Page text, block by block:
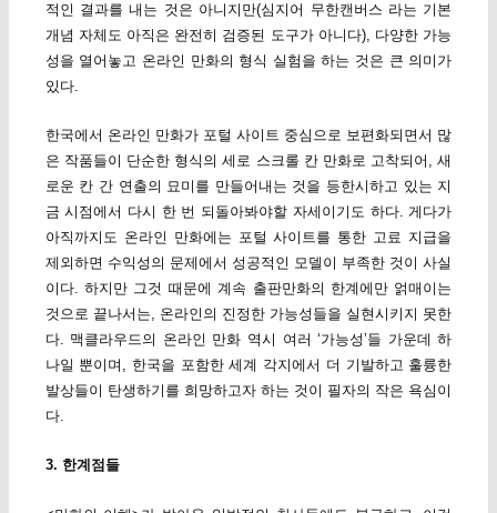
적인 결과를 내는 것은 아니지만(심지어 무한캔버스 라는 기본
개념 자체도 아직은 완전히 검증된 도구가 아니다), 다양한 가능
성을 열어놓고 온라인 만화의 형식 실험을 하는 것은 큰 의미가
있다.
한국에서 온라인 만화가 포털 사이트 중심으로 보편화되면서 많
은 작품들이 단순한 형식의 세로 스크롤 칸 만화로 고착되어, 새
로운 칸 간 연출의 묘미를 만들어내는 것을 등한시하고 있는 지
금 시점에서 다시 한 번 되돌아봐야할 자세이기도 하다. 게다가
아직까지도 온라인 만화에는 포털 사이트를 통한 고료 지급을
제외하면 수익성의 문제에서 성공적인 모델이 부족한 것이 사실
이다. 하지만 그것 때문에 계속 출판만화의 한계에만 얽매이는
것으로 끝나서는, 온라인의 진정한 가능성들을 실현시키지 못한
다. 맥클라우드의 온라인 만화 역시 여러 ‘가능성’들 가운데 하
나일 뿐이며, 한국을 포함한 세계 각지에서 더 기발하고 훌륭한
발상들이 탄생하기를 희망하고자 하는 것이 필자의 작은 욕심이
다.
3. 한계점들